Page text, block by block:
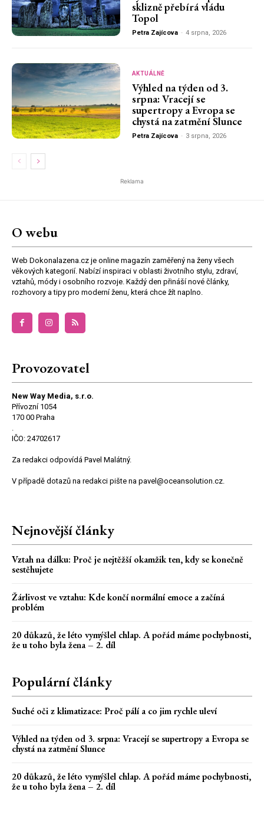
sklizně přebírá vládu
Topol
Petra Zajícova - 4 srpna, 2026
AKTUÁLNĚ
Výhled na týden od 3.
srpna: Vracejí se
supertropy a Evropa se
chystá na zatmění Slunce
Petra Zajícova - 3 srpna, 2026
Reklama
O webu
Web Dokonalazena.cz je online magazín zaměřený na ženy všech
věkových kategorií. Nabízí inspiraci v oblasti životního stylu, zdraví,
vztahů, módy i osobního rozvoje. Každý den přináší nové články,
rozhovory a tipy pro moderní ženu, která chce žít naplno.
Provozovatel
New Way Media, s.r.o.
Přívozní 1054
170 00 Praha
.
IČO: 24702617
Za redakci odpovídá Pavel Malátný.
V případě dotazů na redakci pište na pavel@oceansolution.cz.
Nejnovější články
Vztah na dálku: Proč je nejtěžší okamžik ten, kdy se konečně
sestěhujete
Žárlivost ve vztahu: Kde končí normální emoce a začíná
problém
20 důkazů, že léto vymýšlel chlap. A pořád máme pochybnosti,
že u toho byla žena – 2. díl
Populární články
Suché oči z klimatizace: Proč pálí a co jim rychle uleví
Výhled na týden od 3. srpna: Vracejí se supertropy a Evropa se
chystá na zatmění Slunce
20 důkazů, že léto vymýšlel chlap. A pořád máme pochybnosti,
že u toho byla žena – 2. díl